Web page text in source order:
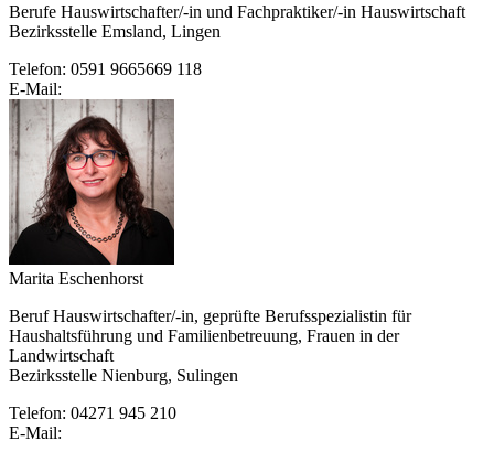
Berufe Hauswirtschafter/-in und Fachpraktiker/-in Hauswirtschaft
Bezirksstelle Emsland, Lingen
Telefon: 0591 9665669 118
E-Mail:
Marita Eschenhorst
Beruf Hauswirtschafter/-in, geprüfte Berufsspezialistin für
Haushaltsführung und Familienbetreuung, Frauen in der
Landwirtschaft
Bezirksstelle Nienburg, Sulingen
Telefon: 04271 945 210
E-Mail: